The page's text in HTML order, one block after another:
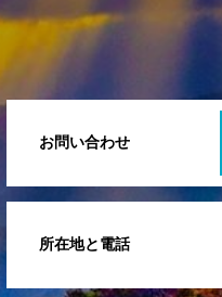
お問い合わせ
所在地と電話